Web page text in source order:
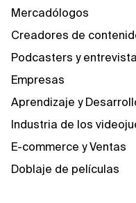
Mercadólogos
Creadores de
Podcasters y
Empresas
Aprendizaje y
Industria de los
E-commerce y Ventas
Doblaje de películas